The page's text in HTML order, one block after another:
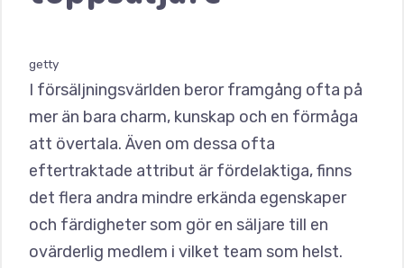
getty
I försäljningsvärlden beror framgång ofta på
mer än bara charm, kunskap och en förmåga
att övertala. Även om dessa ofta
eftertraktade attribut är fördelaktiga, finns
det flera andra mindre erkända egenskaper
och färdigheter som gör en säljare till en
ovärderlig medlem i vilket team som helst.